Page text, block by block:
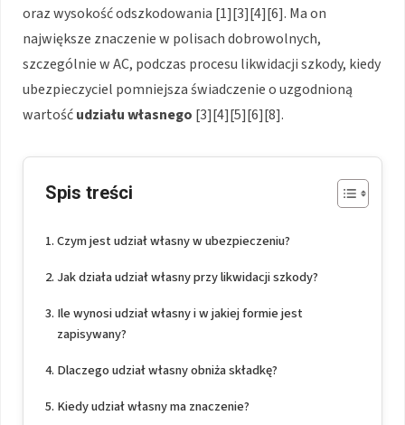
oraz wysokość odszkodowania [1][3][4][6]. Ma on
największe znaczenie w polisach dobrowolnych,
szczególnie w AC, podczas procesu likwidacji szkody, kiedy
ubezpieczyciel pomniejsza świadczenie o uzgodnioną
wartośćudziału własnego [3][4][5][6][8].
Spis treści
Czym jest udział własny w ubezpieczeniu?
Jak działa udział własny przy likwidacji szkody?
Ile wynosi udział własny i w jakiej formie jest
zapisywany?
Dlaczego udział własny obniża składkę?
Kiedy udział własny ma znaczenie?